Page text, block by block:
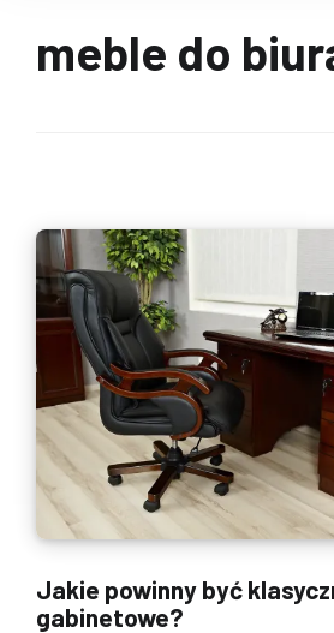
meble do
Jakie powinny być
gabinetowe?